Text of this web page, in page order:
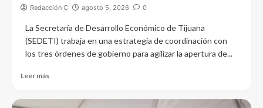
Redacción C agosto 5, 2026 0
La Secretaría de Desarrollo Económico de Tijuana
(SEDETI) trabaja en una estrategia de coordinación con
los tres órdenes de gobierno para agilizar la apertura de...
Leer más